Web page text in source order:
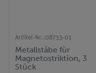
Artikel-Nr.:08733-01
Metallstäbe für
Magnetostriktion, 3
Stück